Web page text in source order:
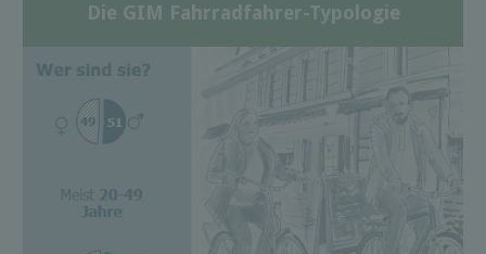
Die GIM Fahrradfahrer-Typologie